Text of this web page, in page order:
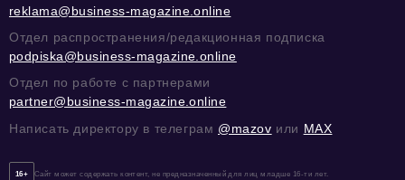
reklama@business-magazine.online
Отдел распространения/редакционная подписка
podpiska@business-magazine.online
Отдел по работе с партнерами
partner@business-magazine.online
Написать директору в телеграм @mazov или MAX
16+ Сайт может содержать контент, не предназначенный для лиц младше 16-ти лет.